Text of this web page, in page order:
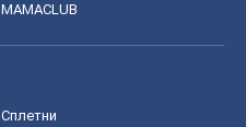
MAMACLUB
Сплетни